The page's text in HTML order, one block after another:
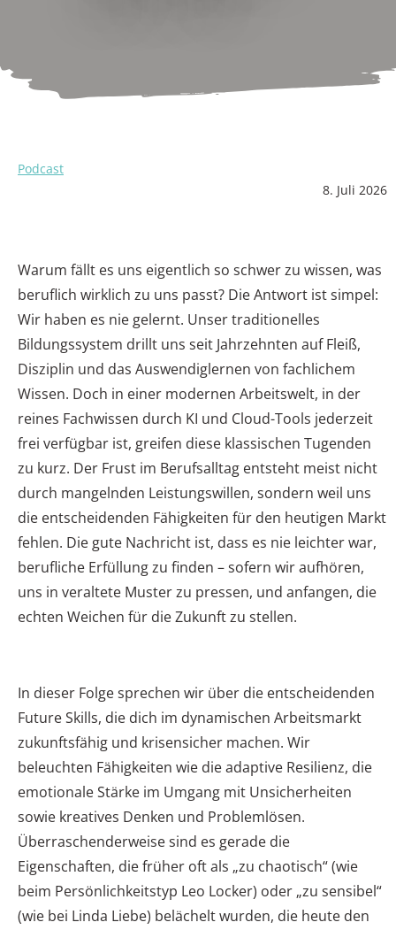
Podcast
8. Juli 2026
Warum fällt es uns eigentlich so schwer zu wissen, was
beruflich wirklich zu uns passt? Die Antwort ist simpel:
Wir haben es nie gelernt. Unser traditionelles
Bildungssystem drillt uns seit Jahrzehnten auf Fleiß,
Disziplin und das Auswendiglernen von fachlichem
Wissen. Doch in einer modernen Arbeitswelt, in der
reines Fachwissen durch KI und Cloud-Tools jederzeit
frei verfügbar ist, greifen diese klassischen Tugenden
zu kurz. Der Frust im Berufsalltag entsteht meist nicht
durch mangelnden Leistungswillen, sondern weil uns
die entscheidenden Fähigkeiten für den heutigen Markt
fehlen. Die gute Nachricht ist, dass es nie leichter war,
berufliche Erfüllung zu finden – sofern wir aufhören,
uns in veraltete Muster zu pressen, und anfangen, die
echten Weichen für die Zukunft zu stellen.
In dieser Folge sprechen wir über die entscheidenden
Future Skills, die dich im dynamischen Arbeitsmarkt
zukunftsfähig und krisensicher machen. Wir
beleuchten Fähigkeiten wie die adaptive Resilienz, die
emotionale Stärke im Umgang mit Unsicherheiten
sowie kreatives Denken und Problemlösen.
Überraschenderweise sind es gerade die
Eigenschaften, die früher oft als „zu chaotisch“ (wie
beim Persönlichkeitstyp Leo Locker) oder „zu sensibel“
(wie bei Linda Liebe) belächelt wurden, die heute den